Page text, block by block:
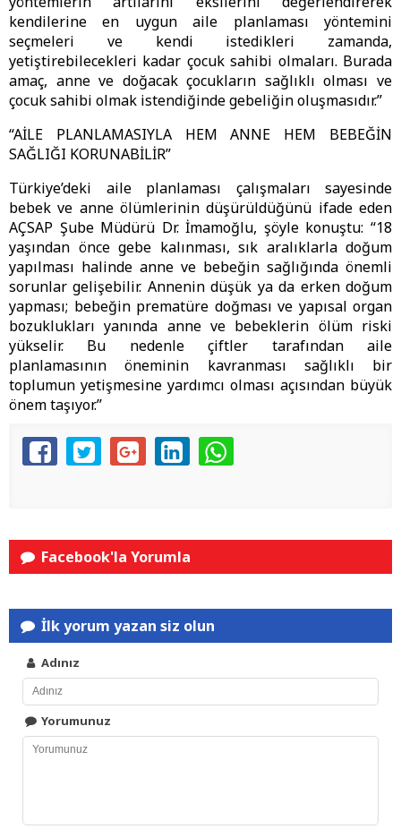
kendilerine en uygun aile planlaması yöntemini
seçmeleri ve kendi istedikleri zamanda,
yetiştirebilecekleri kadar çocuk sahibi olmaları. Burada
amaç, anne ve doğacak çocukların sağlıklı olması ve
çocuk sahibi olmak istendiğinde gebeliğin oluşmasıdır.”
“AİLE PLANLAMASIYLA HEM ANNE HEM BEBEĞİN
SAĞLIĞI KORUNABİLİR”
Türkiye’deki aile planlaması çalışmaları sayesinde
bebek ve anne ölümlerinin düşürüldüğünü ifade eden
AÇSAP Şube Müdürü Dr. İmamoğlu, şöyle konuştu: “18
yaşından önce gebe kalınması, sık aralıklarla doğum
yapılması halinde anne ve bebeğin sağlığında önemli
sorunlar gelişebilir. Annenin düşük ya da erken doğum
yapması; bebeğin prematüre doğması ve yapısal organ
bozuklukları yanında anne ve bebeklerin ölüm riski
yükselir. Bu nedenle çiftler tarafından aile
planlamasının öneminin kavranması sağlıklı bir
toplumun yetişmesine yardımcı olması açısından büyük
önem taşıyor.”
Facebook'la Yorumla
İlk yorum yazan siz olun
Adınız
Yorumunuz